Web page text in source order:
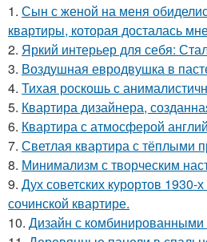
1. Сын с женой на меня
квартиры, которая досталась
2. Яркий интерьер для себя:
3. Воздушная евродвушка в
4. Тихая роскошь с
5. Квартира дизайнера,
6. Квартира с атмосферой
7. Светлая квартира с тёплыми
8. Минимализм с творческим
9. Дух советских курортов 1930-
сочинской квартире.
10. Дизайн с комбинированными